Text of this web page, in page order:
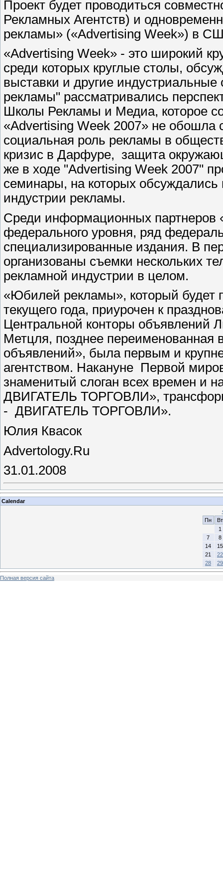
Проект будет проводиться
Рекламных Агентств) и
рекламы» («Advertising Week») в
«Advertising Week» - это широкий
среди которых круглые столы,
выставки и другие
рекламы" рассматривались
Школы Рекламы и Медиа, которое
«Advertising Week 2007» не обошла
социальная роль рекламы в
кризис в Дарфуре, защита
же в ходе "Advertising Week 2007"
семинары, на которых
индустрии рекламы.
Среди информационных партнеров
федерального уровня, ряд
специализированные издания. В
организованы съемки нескольких
рекламной индустрии в целом.
«Юбилей рекламы», который будет
текущего года, приурочен к
Центральной конторы объявлений
Метцля, позднее переименованная
объявлений», была первым и
агентством. Накануне Первой
знаменитый слоган всех времен
ДВИГАТЕЛЬ ТОРГОВЛИ»,
- ДВИГАТЕЛЬ ТОРГОВЛИ».
Юлия Квасок
Advertology.Ru
31.01.2008
Calendar
Пн
Вт
1
7
8
14
15
21
22
28
29
Полная версия сайта